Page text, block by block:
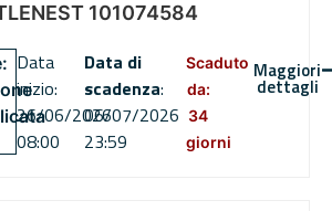
101074584
Data
inizio:
26/06/2026
08:00
Data di
scadenza:
06/07/2026
23:59
Scaduto
da:
34
giorni
Maggiori
dettagli